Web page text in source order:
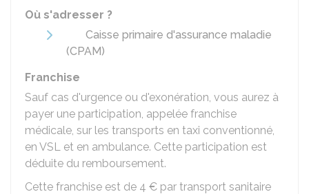
Où s'adresser ?
Caisse primaire d'assurance maladie
(CPAM)
Franchise
Sauf cas d'urgence ou d'exonération, vous aurez à
payer une participation, appelée franchise
médicale, sur les transports en taxi conventionné,
en VSL et en ambulance. Cette participation est
déduite du remboursement.
Cette franchise est de 4 € par transport sanitaire